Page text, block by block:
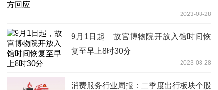
2023-08-28
9月1日起，故宫博物院开放入馆时间恢
复至早上8时30分
2023-08-28
消费服务行业周报：二季度出行板块个股